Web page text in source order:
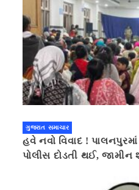
ગુજરાત સમાચાર
હવે નવો વિવાદ !
પોલીસ દોડતી થઈ, જામીન